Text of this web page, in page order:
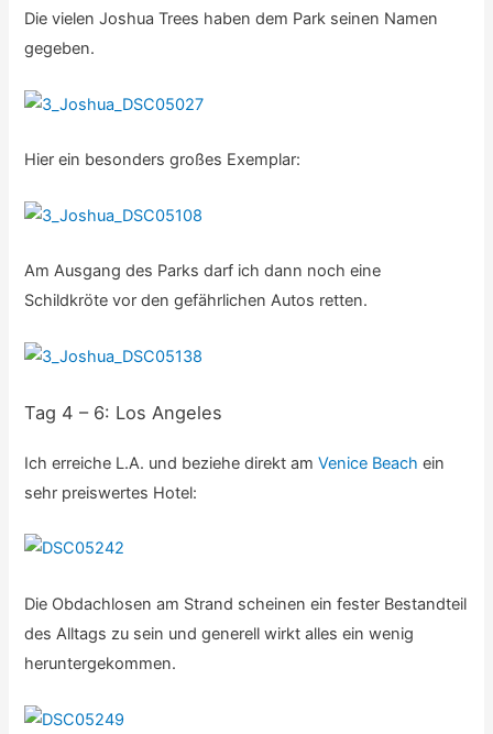
Die vielen Joshua Trees haben dem Park seinen Namen
gegeben.
Hier ein besonders großes Exemplar:
Am Ausgang des Parks darf ich dann noch eine
Schildkröte vor den gefährlichen Autos retten.
Tag 4 – 6: Los Angeles
Ich erreiche L.A. und beziehe direkt amVenice Beach ein
sehr preiswertes Hotel:
Die Obdachlosen am Strand scheinen ein fester Bestandteil
des Alltags zu sein und generell wirkt alles ein wenig
heruntergekommen.